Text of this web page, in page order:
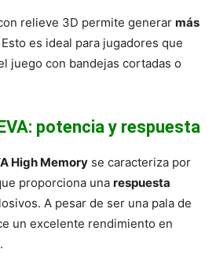
relieve 3D permite generar más
es ideal para jugadores que
juego con bandejas cortadas o
potencia y respuesta
High Memory se caracteriza por
proporciona una respuesta
A pesar de ser una pala de
un excelente rendimiento en